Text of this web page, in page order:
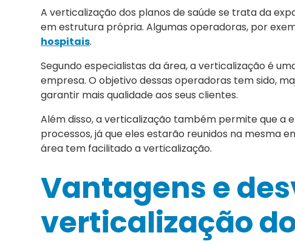
A verticalização dos planos de saúde se trata da
em estrutura própria. Algumas operadoras, por
hospitais.
Segundo especialistas da área, a verticalização é
empresa. O objetivo dessas operadoras tem sido,
garantir mais qualidade aos seus clientes.
Além disso, a verticalização também permite que a
processos, já que eles estarão reunidos na mesma
área tem facilitado a verticalização.
Vantagens e
verticalização